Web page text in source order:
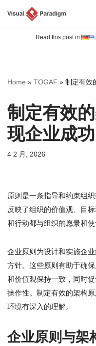
Read this post in:
Home » TOGAF » 制定有效
制定有效
现企业成功
4 2 月, 2026
原则是一条指导和约束组
反映了组织的价值观、目
和行动都与组织的愿景和使
企业原则为设计和实施企
方针。这些原则有助于确
和价值观保持一致，同时
操作性。制定有效的架构
环境有深入的理解。
企业原则与架